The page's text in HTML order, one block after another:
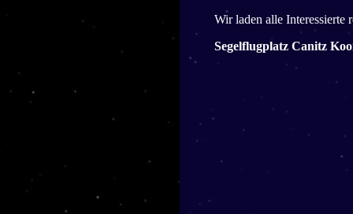
Wir laden alle Interessierte
Segelflugplatz Canitz